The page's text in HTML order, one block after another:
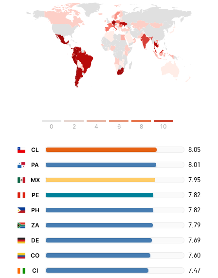
0 2 4 6 8 10
CL 8.05
PA 8.01
MX 7.95
PE 7.82
PH 7.82
ZA 7.79
DE 7.69
CO 7.60
CI 7.47